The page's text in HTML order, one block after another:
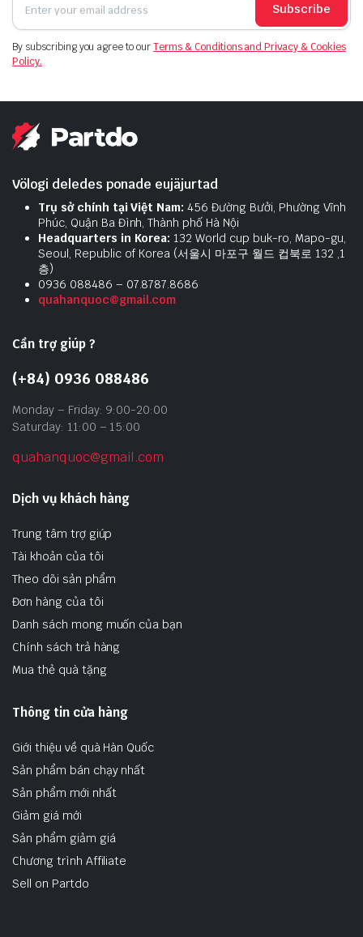
Subscribe
By subscribing you agree to ourTerms & Conditions and Privacy & Cookies
Policy.
Völogi deledes ponade eujäjurtad
Trụ sở chính tại Việt Nam: 456 Đường Bưởi, Phường Vĩnh
Phúc, Quận Ba Đình, Thành phố Hà Nội
Headquarters in Korea: 132 World cup buk-ro, Mapo-gu,
Seoul, Republic of Korea (서울시 마포구 월드 컵북로 132 ,1
층)
0936 088486 – 07.8787.8686
quahanquoc@gmail.com
Cần trợ giúp ?
(+84) 0936 088486
Monday – Friday: 9:00-20:00
Saturday: 11:00 – 15:00
quahanquoc@gmail.com
Dịch vụ khách hàng
Trung tâm trợ giúp
Tài khoản của tôi
Theo dõi sản phẩm
Đơn hàng của tôi
Danh sách mong muốn của bạn
Chính sách trả hàng
Mua thẻ quà tặng
Thông tin cửa hàng
Giới thiệu về quà Hàn Quốc
Sản phẩm bán chạy nhất
Sản phẩm mới nhất
Giảm giá mới
Sản phẩm giảm giá
Chương trình Affiliate
Sell on Partdo